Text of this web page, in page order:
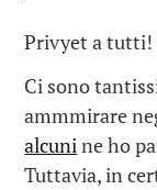
Privyet a tutti!
Ci sono
ammmirare
alcunine ho
Tuttavia, in